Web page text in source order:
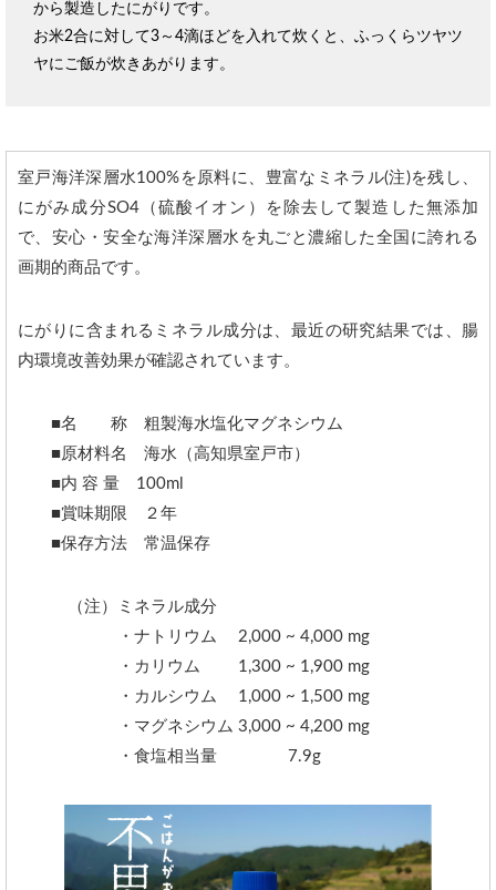
から製造したにがりです。
お米2合に対して3～4滴ほどを入れて炊くと、ふっくらツヤツ
ヤにご飯が炊きあがります。
室戸海洋深層水100%を原料に、豊富なミネラル(注)を残し、
にがみ成分SO4（硫酸イオン）を除去して製造した無添加
で、安心・安全な海洋深層水を丸ごと濃縮した全国に誇れる
画期的商品です。
にがりに含まれるミネラル成分は、最近の研究結果では、腸
内環境改善効果が確認されています。
■名 称 粗製海水塩化マグネシウム
■原材料名 海水（高知県室戸市）
■内 容 量 100ml
■賞味期限 ２年
■保存方法 常温保存
（注）ミネラル成分
・ナトリウム 2,000 ~ 4,000 mg
・カリウム 1,300 ~ 1,900 mg
・カルシウム 1,000 ~ 1,500 mg
・マグネシウム 3,000 ~ 4,200 mg
・食塩相当量 7.9g